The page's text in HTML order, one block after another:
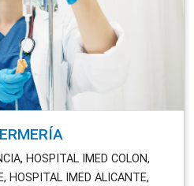
HOSPITAL IMED COLON,
HOSPITAL IMED ALICANTE,